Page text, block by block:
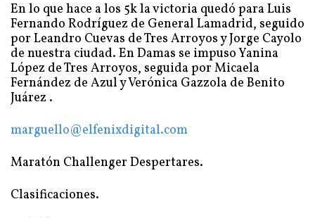
En lo que hace a los 5k la victoria quedó para Luis
Fernando Rodríguez de General Lamadrid, seguido
por Leandro Cuevas de Tres Arroyos y Jorge Cayolo
de nuestra ciudad. En Damas se impuso Yanina
López de Tres Arroyos, seguida por Micaela
Fernández de Azul y Verónica Gazzola de Benito
Juárez .
marguello@elfenixdigital.com
Maratón Challenger Despertares.
Clasificaciones.